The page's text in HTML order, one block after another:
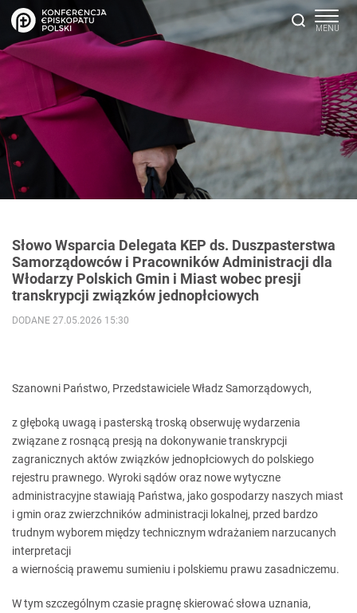
Słowo Wsparcia Delegata KEP ds. Duszpasterstwa
Samorządowców i Pracowników Administracji dla
Włodarzy Polskich Gmin i Miast wobec presji
transkrypcji związków jednopłciowych
DODANE 27.05.2026 15:30
Szanowni Państwo, Przedstawiciele Władz Samorządowych,
z głęboką uwagą i pasterską troską obserwuję wydarzenia
związane z rosnącą presją na dokonywanie transkrypcji
zagranicznych aktów związków jednopłciowych do polskiego
rejestru prawnego. Wyroki sądów oraz nowe wytyczne
administracyjne stawiają Państwa, jako gospodarzy naszych miast
i gmin oraz zwierzchników administracji lokalnej, przed bardzo
trudnym wyborem między technicznym wdrażaniem narzucanych
interpretacji
a wiernością prawemu sumieniu i polskiemu prawu zasadniczemu.
W tym szczególnym czasie pragnę skierować słowa uznania,